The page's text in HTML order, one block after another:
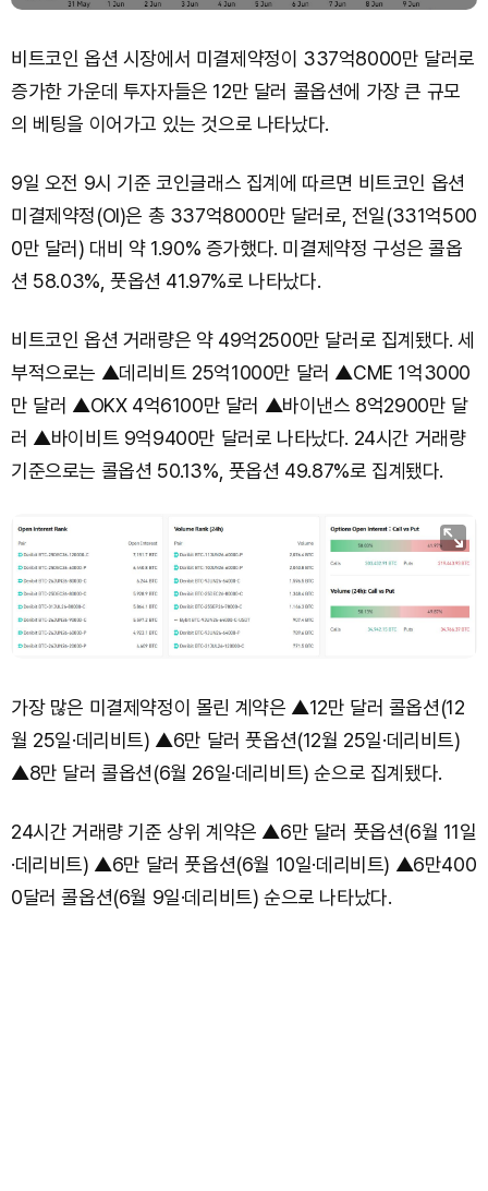
비트코인 옵션 시장에서 미결제약정이 337억8000만 달러로
증가한 가운데 투자자들은 12만 달러 콜옵션에 가장 큰 규모
의 베팅을 이어가고 있는 것으로 나타났다.
9일 오전 9시 기준 코인글래스 집계에 따르면 비트코인 옵션
미결제약정(OI)은 총 337억8000만 달러로, 전일(331억500
0만 달러) 대비 약 1.90% 증가했다. 미결제약정 구성은 콜옵
션 58.03%, 풋옵션 41.97%로 나타났다.
비트코인 옵션 거래량은 약 49억2500만 달러로 집계됐다. 세
부적으로는 ▲데리비트 25억1000만 달러 ▲CME 1억3000
만 달러 ▲OKX 4억6100만 달러 ▲바이낸스 8억2900만 달
러 ▲바이비트 9억9400만 달러로 나타났다. 24시간 거래량
기준으로는 콜옵션 50.13%, 풋옵션 49.87%로 집계됐다.
가장 많은 미결제약정이 몰린 계약은 ▲12만 달러 콜옵션(12
월 25일·데리비트) ▲6만 달러 풋옵션(12월 25일·데리비트)
▲8만 달러 콜옵션(6월 26일·데리비트) 순으로 집계됐다.
24시간 거래량 기준 상위 계약은 ▲6만 달러 풋옵션(6월 11일
·데리비트) ▲6만 달러 풋옵션(6월 10일·데리비트) ▲6만400
0달러 콜옵션(6월 9일·데리비트) 순으로 나타났다.